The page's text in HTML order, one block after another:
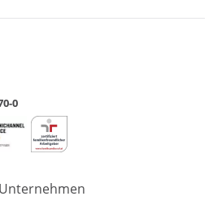
0
Unternehmen